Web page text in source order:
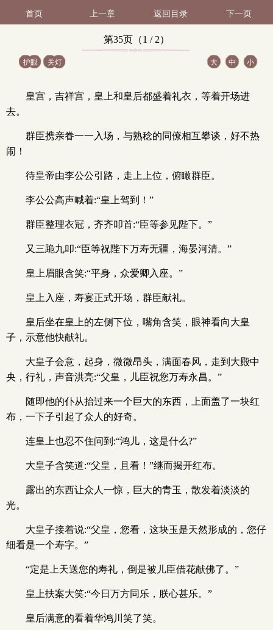
首页 上一章 返回目录 下一页
第35页（1 / 2）
护眼 关灯 大 中 小
皇宫，吉祥宫，皇上和皇后都盛着礼衣，等着开场进
去。
群臣携亲眷一一入场，与熟稔的同僚相互攀谈，好不热
闹！
待皇帝由李公公引路，走上上位，俯瞰群臣。
李公公高声喊着:“皇上驾到！”
群臣整理衣冠，齐齐叩首:“臣等参见陛下。”
又三跪九叩:“臣等祝陛下万寿无疆，海晏河清。”
皇上眉眼含笑:“平身，众爱卿入座。”
皇上入座，寿宴正式开场，群臣献礼。
皇后坐在皇上的左侧下位，嘴角含笑，眼神看向大皇
子，示意他快献礼。
大皇子会意，起身，微微昂头，满面春风，走到大殿中
央，行礼，声音洪亮:“父皇，儿臣祝您万寿永昌。”
随即他的仆从抬过来一个巨大的东西，上面盖了一块红
布，一下子引起了众人的好奇。
连皇上也忍不住问到:“鸿儿，这是什么?”
大皇子含笑道:“父皇，且看！”继而揭开红布。
露出的东西让众人一惊，巨大的青玉，散发着淡淡的
光。
大皇子接着说:“父皇，您看，这块玉是天然形成的，您仔
细看是一个寿字。”
“定是上天送您的寿礼，倒是被儿臣借花献佛了。”
皇上扶案大笑:“今日万方同乐，朕心甚乐。”
皇后满意的看着华鸿川笑了笑。